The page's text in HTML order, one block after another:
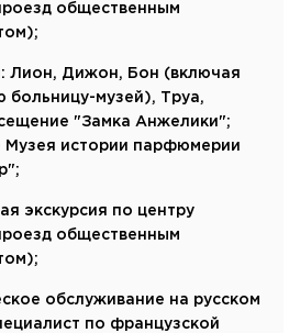
общественным
Лион, Дижон, Бон (включая
больницу-музей), Труа,
"Замка Анжелики";
Музея истории парфюмерии
экскурсия по центру
общественным
обслуживание на русском
по французской